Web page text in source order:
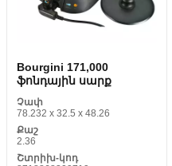
Bourgini 171,000
ֆոնդային սարք
Չափ
78.232 x 32.5 x 48.26
Քաշ
2.36
Շտրիխ-կոդ